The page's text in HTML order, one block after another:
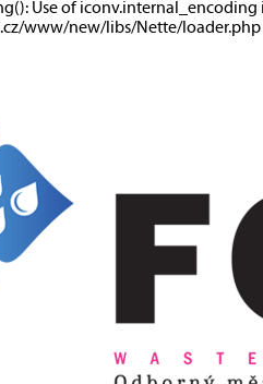
Use of iconv.internal_encoding
www/new/libs/Nette/loader.php